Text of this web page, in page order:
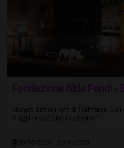
Fondazione Alda Fendi
Nuovo action set di Raffaele
fragili resistono in eterno"
30/07/2026 - 31/10/2026